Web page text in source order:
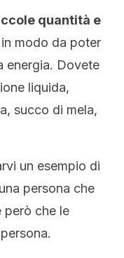
quantità e
in modo da poter
energia. Dovete
liquida,
succo di mela,
un esempio di
persona che
però che le